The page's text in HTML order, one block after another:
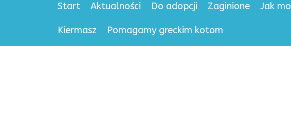
Start Aktualności Do adopcji Zaginione Jak
Kiermasz Pomagamy greckim kotom